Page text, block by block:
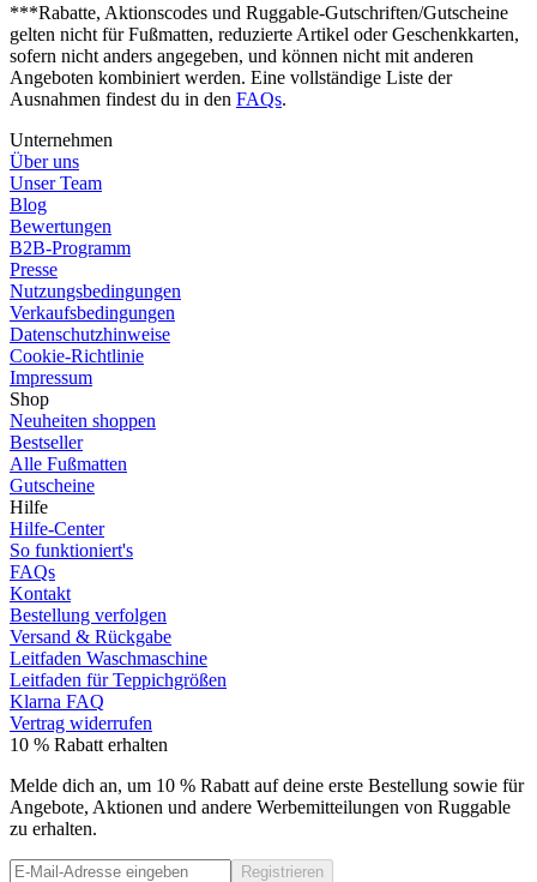
***Rabatte, Aktionscodes und Ruggable-Gutschriften/Gutscheine
gelten nicht für Fußmatten, reduzierte Artikel oder Geschenkkarten,
sofern nicht anders angegeben, und können nicht mit anderen
Angeboten kombiniert werden. Eine vollständige Liste der
Ausnahmen findest du in den FAQs.
Unternehmen
Über uns
Unser Team
Blog
Bewertungen
B2B-Programm
Presse
Nutzungsbedingungen
Verkaufsbedingungen
Datenschutzhinweise
Cookie-Richtlinie
Impressum
Shop
Neuheiten shoppen
Bestseller
Alle Fußmatten
Gutscheine
Hilfe
Hilfe-Center
So funktioniert's
FAQs
Kontakt
Bestellung verfolgen
Versand & Rückgabe
Leitfaden Waschmaschine
Leitfaden für Teppichgrößen
Klarna FAQ
Vertrag widerrufen
10 % Rabatt erhalten
Melde dich an, um 10 % Rabatt auf deine erste Bestellung sowie für
Angebote, Aktionen und andere Werbemitteilungen von Ruggable
zu erhalten.
Registrieren